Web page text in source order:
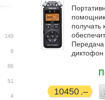
получать
Передача
диктофон
10450
149
8
86
51
4